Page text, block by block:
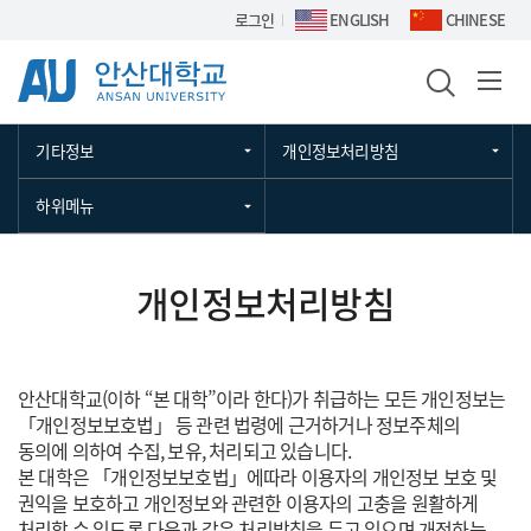
Skip Menu로그인 ENGLISH CHINESE
기타정보 개인정보처리방침
하위메뉴
개인정보처리방침
안산대학교(이하 “본 대학”이라 한다)가 취급하는 모든 개인정보는
「개인정보보호법」 등 관련 법령에 근거하거나 정보주체의
동의에 의하여 수집, 보유, 처리되고 있습니다.
본 대학은 「개인정보보호법」에따라 이용자의 개인정보 보호 및
권익을 보호하고 개인정보와 관련한 이용자의 고충을 원활하게